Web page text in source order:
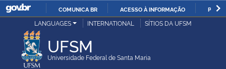
IR
COMUNICA BR ACESSO À INFORMAÇÃO
Ministério da Justiça e Segurança Pública
LANGUAGES INTERNATIONAL SÍTIOS DA UFSM
UFSM
Universidade Federal de Santa Maria